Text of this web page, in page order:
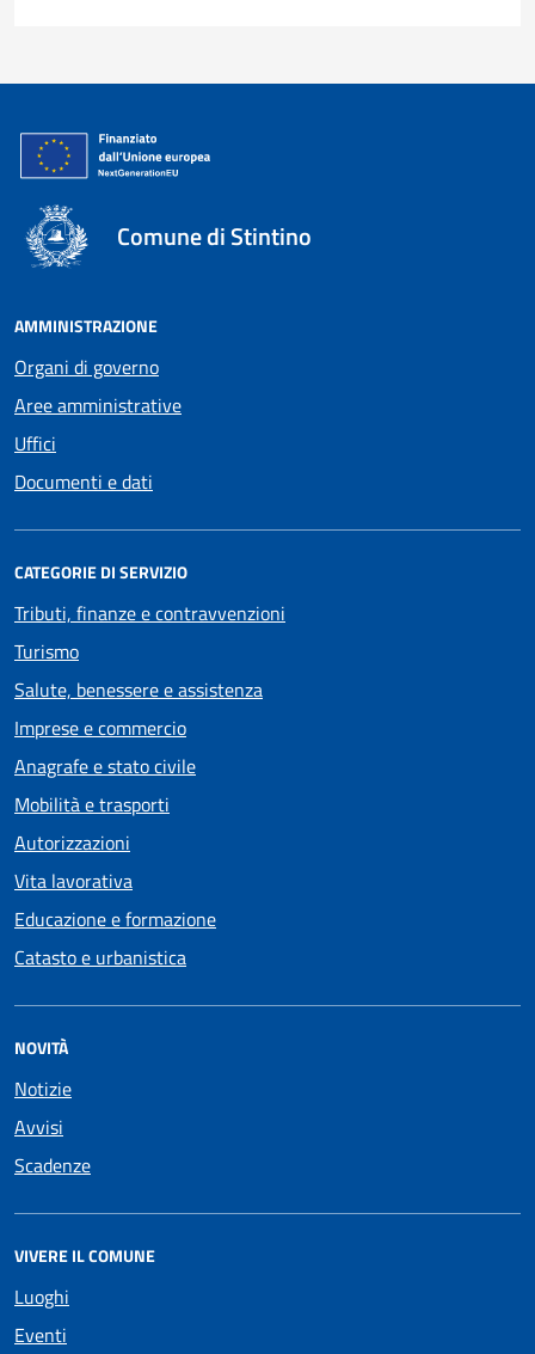
Comune di Stintino
AMMINISTRAZIONE
Organi di governo
Aree amministrative
Uffici
Documenti e dati
CATEGORIE DI SERVIZIO
Tributi, finanze e contravvenzioni
Turismo
Salute, benessere e assistenza
Imprese e commercio
Anagrafe e stato civile
Mobilità e trasporti
Autorizzazioni
Vita lavorativa
Educazione e formazione
Catasto e urbanistica
NOVITÀ
Notizie
Avvisi
Scadenze
VIVERE IL COMUNE
Luoghi
Eventi